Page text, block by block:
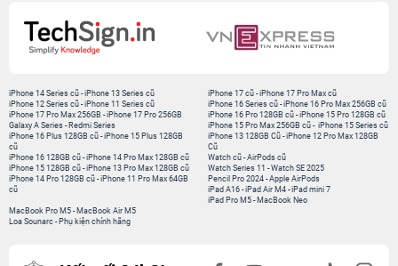
iPhone 14 Series cũ -iPhone 13 Series cũ
iPhone 12 Series cũ -iPhone 11 Series cũ
iPhone 17 Pro Max 256GB -iPhone 17 Pro 256GB
Galaxy A Series - Redmi Series
iPhone 17 cũ -iPhone 17 Pro Max cũ
iPhone 16 Series cũ - iPhone 16 Pro Max 256GB cũ
iPhone 16 Pro 128GB cũ -iPhone 15 Pro 128GB cũ
iPhone 15 Pro Max 256GB cũ - iPhone 15 Series cũ
iPhone 16 Plus 128GB cũ -iPhone 15 Plus 128GB
cũ
iPhone 16 128GB cũ -iPhone 14 Pro Max 128GB cũ
iPhone 15 128GB cũ -iPhone 13 Pro Max 128GB cũ
iPhone 14 Pro 128GB cũ -iPhone 11 Pro Max 64GB
cũ
iPhone 13 128GB Cũ -iPhone 12 Pro Max 128GB
Cũ
Watch cũ -AirPods cũ
Watch Series 11 -Watch SE 2025
Pencil Pro 2024 -Apple AirPods
iPad A16 -iPad Air M4 -iPad mini 7
iPad Pro M5 - MacBook Neo
MacBook Pro M5 - MacBook Air M5
Loa Sounarc - Phụ kiện chính hãng